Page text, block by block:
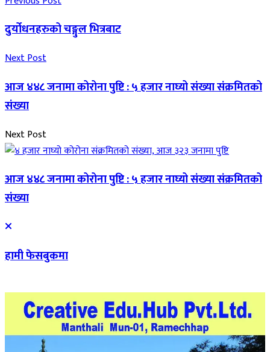
दुर्योधनहरुको चङ्गुल भित्रबाट
Next Post
आज ४४८ जनामा कोरोना पुष्टि : ५ हजार नाघ्यो संख्या संक्रमितको
संख्या
Next Post
आज ४४८ जनामा कोरोना पुष्टि : ५ हजार नाघ्यो संख्या संक्रमितको
संख्या
हामी फेसबुकमा